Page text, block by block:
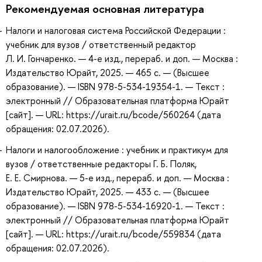
Рекомендуемая основная литература
Налоги и налоговая система Российской Федерации :
учебник для вузов / ответственный редактор
Л. И. Гончаренко. — 4-е изд., перераб. и доп. — Москва :
Издательство Юрайт, 2025. — 465 с. — (Высшее
образование). — ISBN 978-5-534-19354-1. — Текст :
электронный // Образовательная платформа Юрайт
[сайт]. — URL: https://urait.ru/bcode/560264 (дата
обращения: 02.07.2026).
Налоги и налогообложение : учебник и практикум для
вузов / ответственные редакторы Г. Б. Поляк,
Е. Е. Смирнова. — 5-е изд., перераб. и доп. — Москва :
Издательство Юрайт, 2025. — 433 с. — (Высшее
образование). — ISBN 978-5-534-16920-1. — Текст :
электронный // Образовательная платформа Юрайт
[сайт]. — URL: https://urait.ru/bcode/559834 (дата
обращения: 02.07.2026).